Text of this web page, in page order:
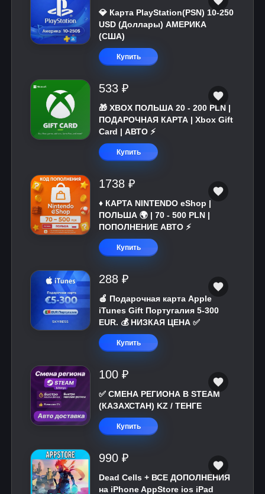
💎 Карта PlayStation(PSN) 10-250
USD (Доллары) АМЕРИКА
(США)
Купить
533 ₽
🎁 XBOX ПОЛЬША 20 - 200 PLN |
ПОДАРОЧНАЯ КАРТА | Xbox Gift
Card | АВТО ⚡
Купить
1738 ₽
♦️ КАРТА NINTENDO eShop |
ПОЛЬША 🌍 | 70 - 500 PLN |
ПОПОЛНЕНИЕ АВТО ⚡
Купить
288 ₽
🍎 Подарочная карта Apple
iTunes Gift Португалия 5-300
EUR. 💰 НИЗКАЯ ЦЕНА ✅
Купить
100 ₽
✅ СМЕНА РЕГИОНА В STEAM
(КАЗАХСТАН) KZ / ТЕНГЕ
Купить
990 ₽
Dead Cells + ВСЕ ДОПОЛНЕНИЯ
на iPhone AppStore ios iPad